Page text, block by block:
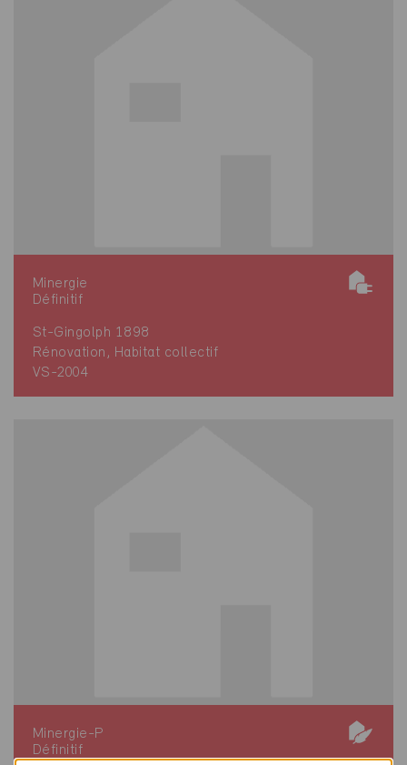
Minergie
Définitif
St-Gingolph 1898
Rénovation, Habitat collectif
VS-2004
Minergie-P
Définitif